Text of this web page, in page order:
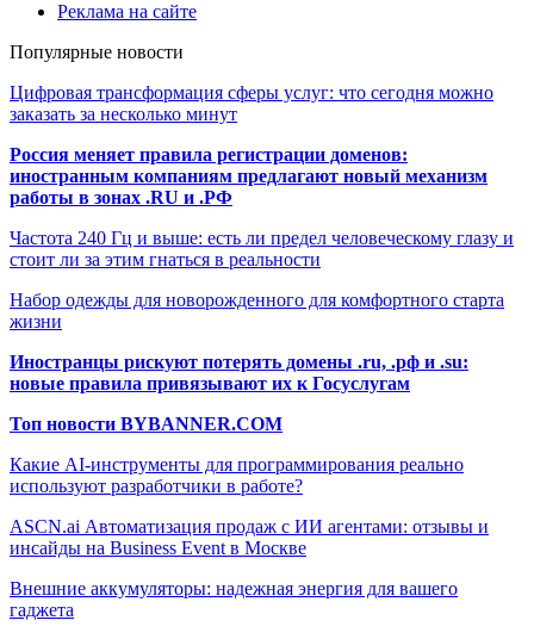
Реклама на сайте
Популярные новости
Цифровая трансформация сферы услуг: что сегодня можно
заказать за несколько минут
Россия меняет правила регистрации доменов:
иностранным компаниям предлагают новый механизм
работы в зонах .RU и .РФ
Частота 240 Гц и выше: есть ли предел человеческому глазу и
стоит ли за этим гнаться в реальности
Набор одежды для новорожденного для комфортного старта
жизни
Иностранцы рискуют потерять домены .ru, .рф и .su:
новые правила привязывают их к Госуслугам
Топ новости BYBANNER.COM
Какие AI-инструменты для программирования реально
используют разработчики в работе?
ASCN.ai Автоматизация продаж с ИИ агентами: отзывы и
инсайды на Business Event в Москве
Внешние аккумуляторы: надежная энергия для вашего
гаджета